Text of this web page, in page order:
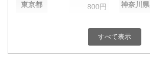
東京都 800円 神奈川県
800円 富山県
すべて表示